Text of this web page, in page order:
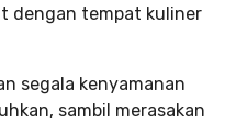
dengan tempat kuliner
segala kenyamanan
sambil merasakan